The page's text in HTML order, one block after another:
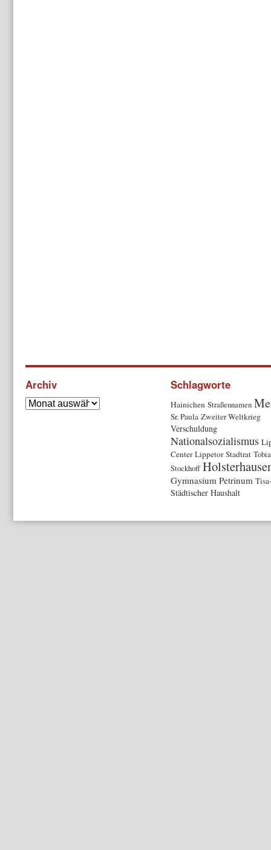
Archiv Schlagworte
Hainichen Straßennamen
Sr. Paula Zweiter Weltkrieg
Verschuldung
Nationalsozialismus
Center Lippetor Stadtrat
Stockhoff
Gymnasium Petrinum
Städtischer Haushalt